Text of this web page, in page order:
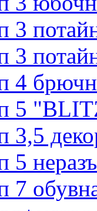
3
3
4
5
3,5
5
7